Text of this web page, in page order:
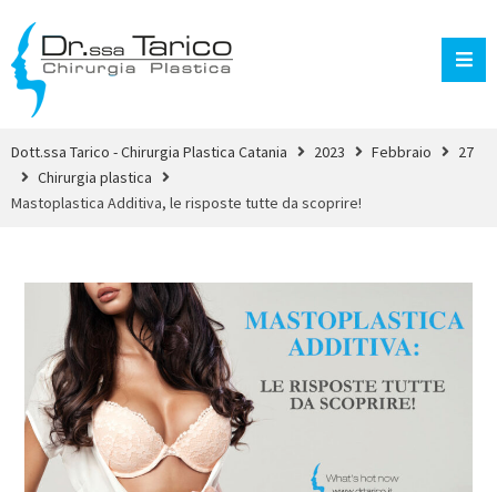
Dott.ssa Tarico - Chirurgia Plastica Catania 2023 Febbraio
27
Chirurgia plastica
Mastoplastica Additiva, le risposte tutte da scoprire!